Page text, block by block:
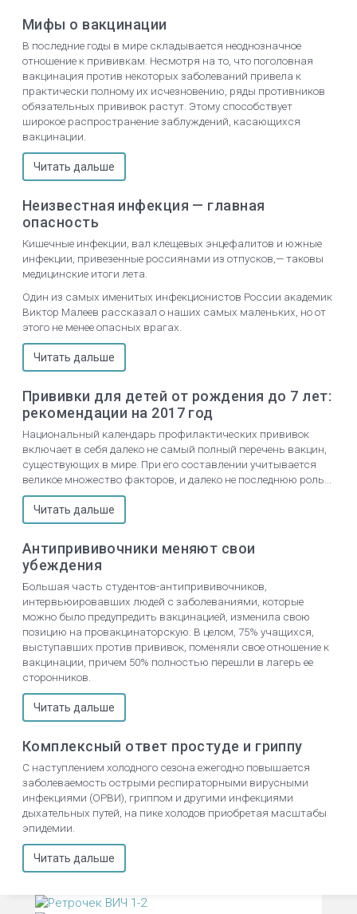
Мифы о вакцинации
В последние годы в мире складывается неоднозначное
отношение к прививкам. Несмотря на то, что поголовная
вакцинация против некоторых заболеваний привела к
практически полному их исчезновению, ряды противников
обязательных прививок растут. Этому способствует
широкое распространение заблуждений, касающихся
вакцинации.
Читать дальше
Неизвестная инфекция — главная
опасность
Кишечные инфекции, вал клещевых энцефалитов и южные
инфекции, привезенные россиянами из отпусков,— таковы
медицинские итоги лета.
Один из самых именитых инфекционистов России академик
Виктор Малеев рассказал о наших самых маленьких, но от
этого не менее опасных врагах.
Читать дальше
Прививки для детей от рождения до 7 лет:
рекомендации на 2017 год
Национальный календарь профилактических прививок
включает в себя далеко не самый полный перечень вакцин,
существующих в мире. При его составлении учитывается
великое множество факторов, и далеко не последнюю роль...
Читать дальше
Антипрививочники меняют свои
убеждения
Большая часть студентов-антипрививочников,
интервьюировавших людей с заболеваниями, которые
можно было предупредить вакцинацией, изменила свою
позицию на провакцинаторскую. В целом, 75% учащихся,
выступавших против прививок, поменяли свое отношение к
вакцинации, причем 50% полностью перешли в лагерь ее
сторонников.
Читать дальше
Комплексный ответ простуде и гриппу
С наступлением холодного сезона ежегодно повышается
заболеваемость острыми респираторными вирусными
инфекциями (ОРВИ), гриппом и другими инфекциями
дыхательных путей, на пике холодов приобретая масштабы
эпидемии.
Читать дальше